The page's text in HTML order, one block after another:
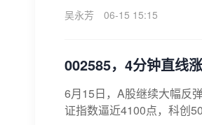
吴永芳
06-15 15:15
002585，4分钟直线
6月15日，A股继续大幅反
证指数逼近4100点，科创